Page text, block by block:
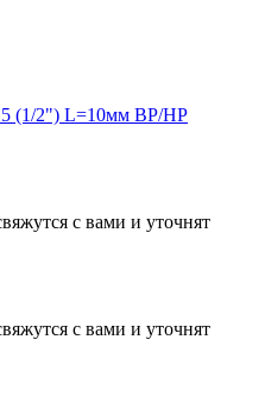
(1/2") L=10мм ВР/НР
с вами и уточнят
с вами и уточнят